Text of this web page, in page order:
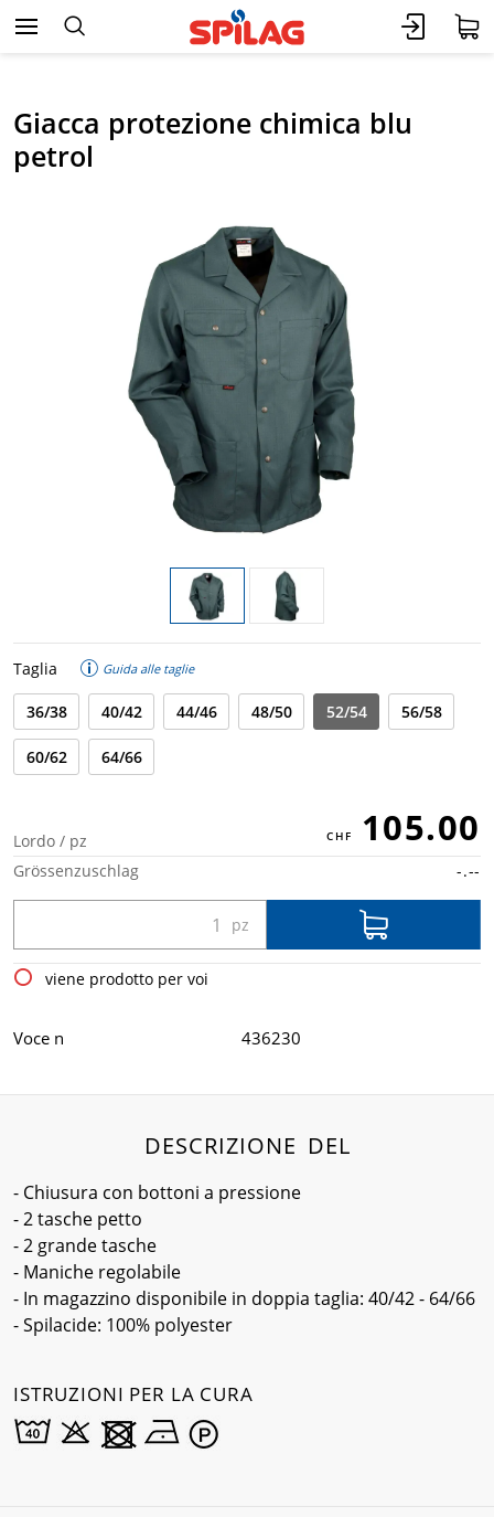
Giacca protezione chimica blu
petrol
Taglia Guida alle taglie
36/38 40/42 44/46 48/50 52/54 56/58
60/62 64/66
Lordo / pz 105.00
Grössenzuschlag -.--
viene prodotto per voi
Voce n 436230
DESCRIZIONE DEL
- Chiusura con bottoni a pressione
- 2 tasche petto
- 2 grande tasche
- Maniche regolabile
- In magazzino disponibile in doppia taglia: 40/42 - 64/66
- Spilacide: 100% polyester
ISTRUZIONI PER LA CURA